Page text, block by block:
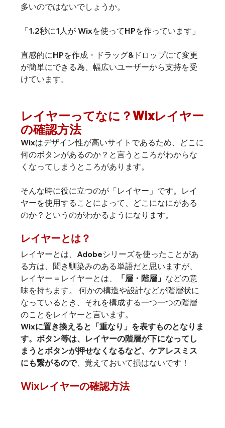
多いのではないでしょうか。
「1.2秒に1人が Wixを使ってHPを作っています」
直感的にHPを作成・ドラッグ&ドロップにて変更
が簡単にできる為、幅広いユーザーから支持を受
けています。
レイヤーってなに？Wixレイヤー
の確認方法
Wixはデザイン性が高いサイトであるため、どこに
何のボタンがあるのか？と言うところがわからな
くなってしまうところがあります。
そんな時に役に立つのが「レイヤー」です。レイ
ヤーを使用することによって、どこになにがある
のか？というのがわかるようになります。
レイヤーとは？
レイヤーとは、Adobeシリーズを使ったことがあ
る方は、聞き馴染みのある単語だと思いますが、
レイヤー＝レイヤーとは、
「層・階層」 などの意
味を持ちます。 何かの構造や設計などが階層状に
なっているとき、それを構成する一つ一つの階層
のことをレイヤーと言います。
Wixに置き換えると「重なり」を表すものとなりま
す。ボタン等は、レイヤーの階層が下になってし
まうとボタンが押せなくなるなど、ケアレスミス
にも繋がるので、覚えておいて損はないです！
Wixレイヤーの確認方法